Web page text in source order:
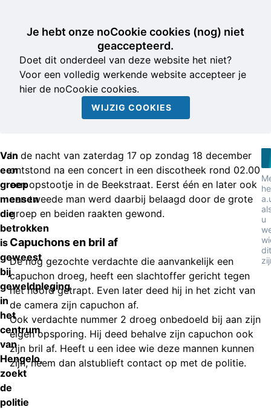
Je hebt onze noCookie cookies (nog) niet
geaccepteerd.
Doet dit onderdeel van deze website het niet?
Voor een volledig werkende website accepteer je
hier de noCookie cookies.
WIJZIG COOKIES
Van
een
groep
mensen
die
betrokken
is
geweest
bij
geweldpleging
in
het
centrum
van
Hengelo,
zoekt
de
politie
In de nacht van zaterdag 17 op zondag 18 december
ontstond na een concert in een discotheek rond 02.00
een opstootje in de Beekstraat. Eerst één en later ook
een tweede man werd daarbij belaagd door de grote
groep en beiden raakten gewond.
Capuchons en bril af
De nog gezochte verdachte die aanvankelijk een
capuchon droeg, heeft een slachtoffer gericht tegen
het hoofd getrapt. Even later deed hij in het zicht van
de camera zijn capuchon af.
Ook verdachte nummer 2 droeg onbedoeld bij aan zijn
eigen opsporing. Hij deed behalve zijn capuchon ook
zijn bril af. Heeft u een idee wie deze mannen kunnen
zijn, neem dan alstublieft contact op met de politie.
u
dit